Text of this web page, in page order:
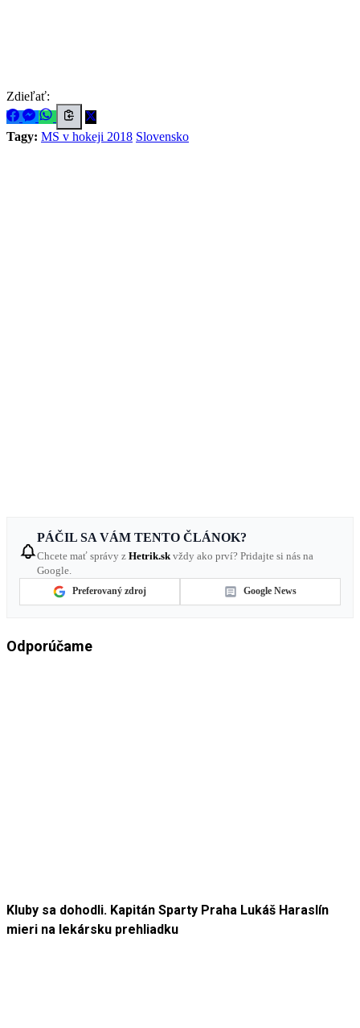
Zdieľať:
Tagy: MS v hokeji 2018 Slovensko
PÁČIL SA VÁM TENTO ČLÁNOK?
Chcete mať správy z Hetrik.sk vždy ako prví? Pridajte si nás na
Google.
Preferovaný zdroj Google News
Odporúčame
Kluby sa dohodli. Kapitán Sparty Praha Lukáš Haraslín
mieri na lekársku prehliadku